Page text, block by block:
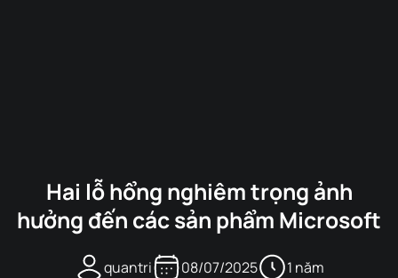
Hai lỗ hổng nghiêm trọng ảnh
hưởng đến các sản phẩm Microsoft
quantri 08/07/2025 1 năm